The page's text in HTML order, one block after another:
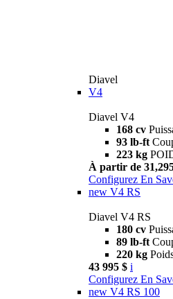
Diavel
V4
Diavel V4
168 cv
93 lb-ft
223 kg
À partir de
Configurez En
new V4 RS
Diavel V4 RS
180 cv
89 lb-ft
220 kg
43 995 $ i
Configurez En
new V4 RS 100